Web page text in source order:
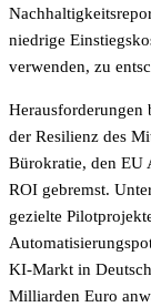
niedrige
verwenden, zu
Herausforderungen
der Resilienz des
Bürokratie, den EU
ROI gebremst.
gezielte
KI-Markt in
Milliarden Euro